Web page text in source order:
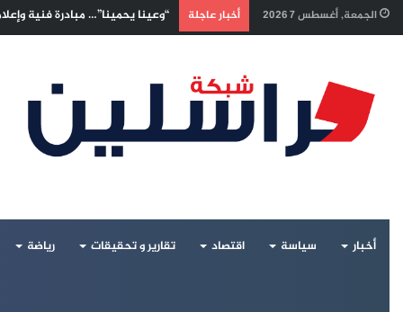
الجمعة, أغسطس 7 2026 أخبار عاجلة إسرائيليون غادروا بلا رجعة:
أخبار سياسة اقتصاد تقارير و تحقيقات رياضة